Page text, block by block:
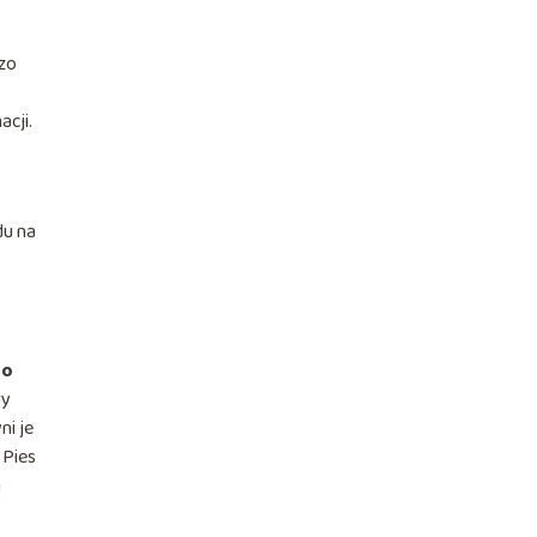
na
je